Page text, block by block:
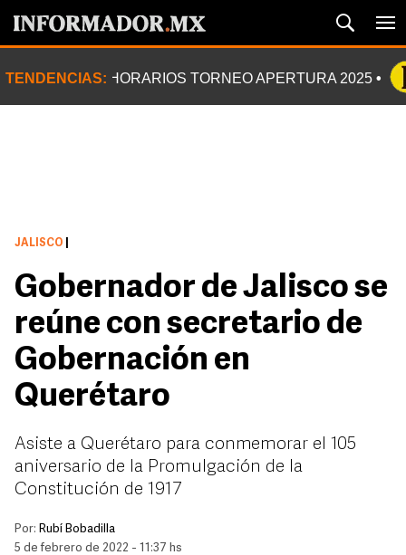
TENDENCIAS: HORARIOS TORNEO APERTURA 2025
JALISCO
Gobernador de Jalisco se
reúne con secretario de
Gobernación en
Querétaro
Asiste a Querétaro para conmemorar el 105
aniversario de la Promulgación de la
Constitución de 1917
Por: Rubí Bobadilla
5 de febrero de 2022 - 11:37 hs